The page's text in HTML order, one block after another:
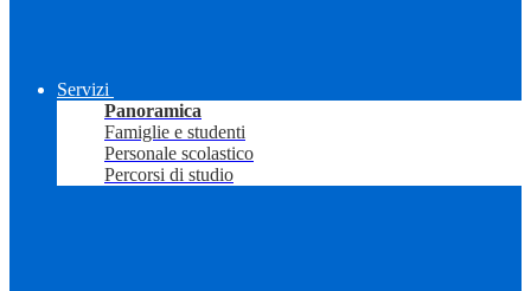
Servizi
Panoramica
Famiglie e studenti
Personale scolastico
Percorsi di studio